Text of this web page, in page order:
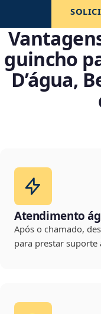
guincho
D’água,
Atendimento
Após o chamado,
para prestar suporte